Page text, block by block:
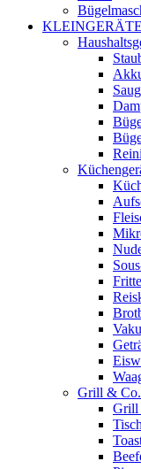
KLEINGERÄTE
Grill & Co.
Grill